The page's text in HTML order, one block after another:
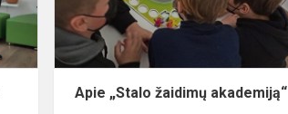
dienai
Apie „Stalo žaidimų akademiją“